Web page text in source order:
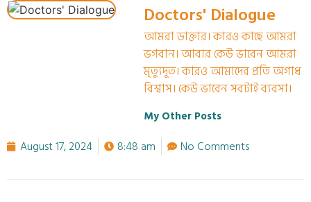
Doctors' Dialogue
আমরা ডাক্তার। কারও কাছে আমরা
ভগবান। আবার কেউ ভাবেন আমরা
মৃত্যুদূত। কারও আমাদের প্রতি অগাধ
বিশ্বাস। কেউ ভাবেন সবটাই ব্যবসা।
My Other Posts
August 17, 2024 8:48 am No Comments